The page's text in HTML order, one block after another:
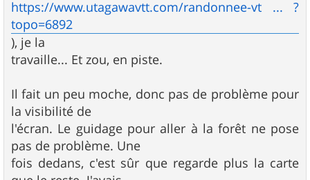
https://www.utagawavtt.com/randonnee-vt ... ?
topo=6892
), je la
travaille... Et zou, en piste.
Il fait un peu moche, donc pas de problème pour
la visibilité de
l'écran. Le guidage pour aller à la forêt ne pose
pas de problème. Une
fois dedans, c'est sûr que regarde plus la carte